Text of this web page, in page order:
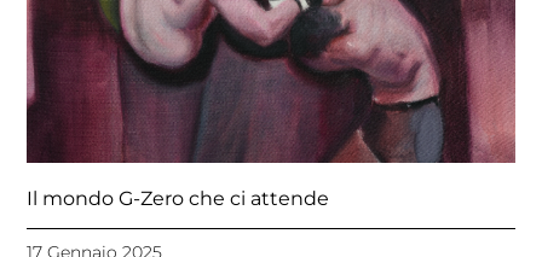
Il mondo G-Zero che ci attende
17 Gennaio 2025